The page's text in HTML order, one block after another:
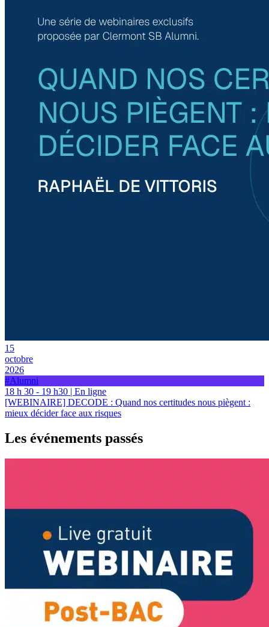
15
octobre
2026
#Alumni
18 h 30 - 19 h30 | En ligne
[WEBINAIRE] DECODE : Quand nos certitudes nous piègent :
mieux décider face aux risques
Les événements passés